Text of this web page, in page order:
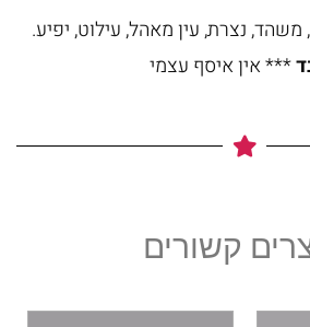
נצרת, עין מאהל, עילוט, יפיע.
*** אין איסף עצמי
קשורים